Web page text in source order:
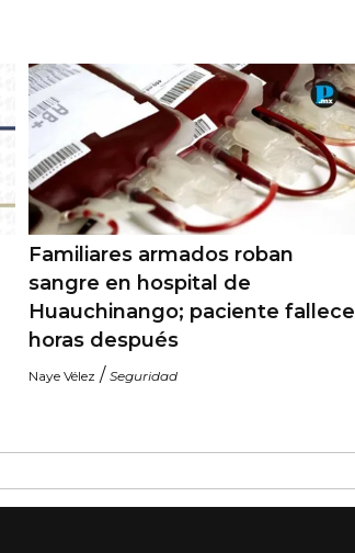
Familiares armados roban
sangre en hospital de
Huauchinango; paciente fallece
horas después
Naye Vélez / Seguridad